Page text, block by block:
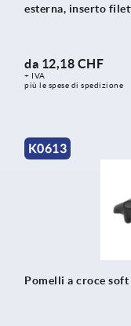
esterna, inserto
da 12,18 CHF
+ IVA
più le spese di spedizione
K0613
Pomelli a croce soft